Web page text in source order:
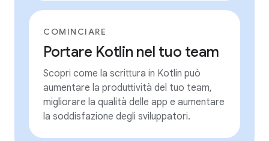
COMINCIARE
Portare Kotlin nel tuo team
Scopri come la scrittura in Kotlin può
aumentare la produttività del tuo team,
migliorare la qualità delle app e aumentare
la soddisfazione degli sviluppatori.